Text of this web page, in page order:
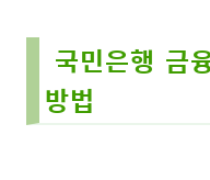
국민은행 금
방법